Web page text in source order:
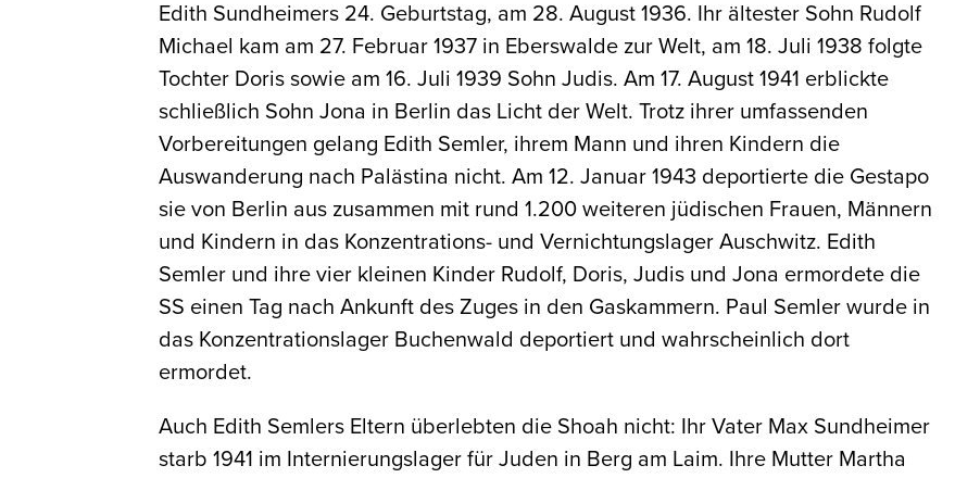
Edith Sundheimers 24. Geburtstag, am 28. August 1936. Ihr ältester Sohn Rudolf
Michael kam am 27. Februar 1937 in Eberswalde zur Welt, am 18. Juli 1938 folgte
Tochter Doris sowie am 16. Juli 1939 Sohn Judis. Am 17. August 1941 erblickte
schließlich Sohn Jona in Berlin das Licht der Welt. Trotz ihrer umfassenden
Vorbereitungen gelang Edith Semler, ihrem Mann und ihren Kindern die
Auswanderung nach Palästina nicht. Am 12. Januar 1943 deportierte die Gestapo
sie von Berlin aus zusammen mit rund 1.200 weiteren jüdischen Frauen, Männern
und Kindern in das Konzentrations- und Vernichtungslager Auschwitz. Edith
Semler und ihre vier kleinen Kinder Rudolf, Doris, Judis und Jona ermordete die
SS einen Tag nach Ankunft des Zuges in den Gaskammern. Paul Semler wurde in
das Konzentrationslager Buchenwald deportiert und wahrscheinlich dort
ermordet.
Auch Edith Semlers Eltern überlebten die Shoah nicht: Ihr Vater Max Sundheimer
starb 1941 im Internierungslager für Juden in Berg am Laim. Ihre Mutter Martha